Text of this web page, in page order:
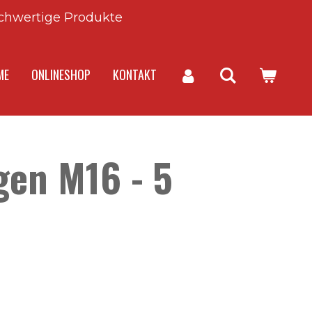
Produkte
ONLINESHOP KONTAKT
M16 - 5